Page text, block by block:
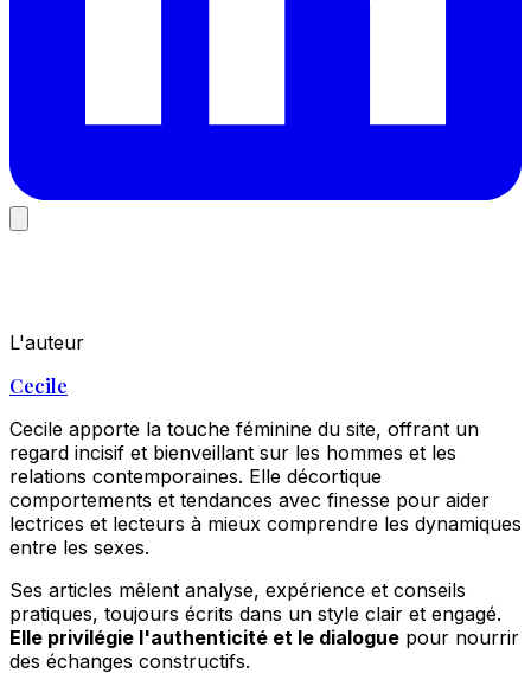
L'auteur
Cecile
Cecile apporte la touche féminine du site, offrant un
regard incisif et bienveillant sur les hommes et les
relations contemporaines. Elle décortique
comportements et tendances avec finesse pour aider
lectrices et lecteurs à mieux comprendre les dynamiques
entre les sexes.
Ses articles mêlent analyse, expérience et conseils
pratiques, toujours écrits dans un style clair et engagé.
Elle privilégie l'authenticité et le dialogue pour nourrir
des échanges constructifs.